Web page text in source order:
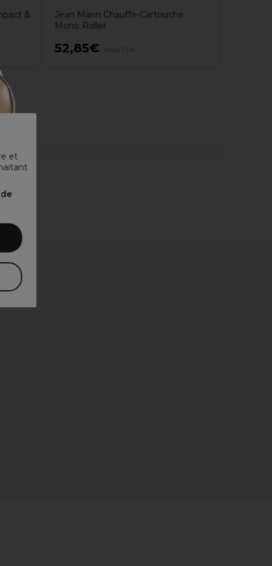
et
&
Jean Marin Chauffe-Cartouche
Mono Roller
52,85€